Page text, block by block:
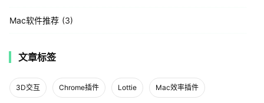
Mac软件推荐 3
文章标签
3D交互 Chrome插件 Lottie Mac效率插件